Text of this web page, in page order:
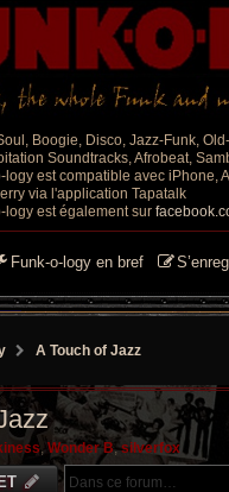
Boogie, Disco, Jazz-Funk,
Soundtracks, Afrobeat,
logy est compatible avec iPhone,
via l'application Tapatalk
logy est également sur
Funk-o-logy en bref
A Touch of Jazz
, Wonder B,silverfox